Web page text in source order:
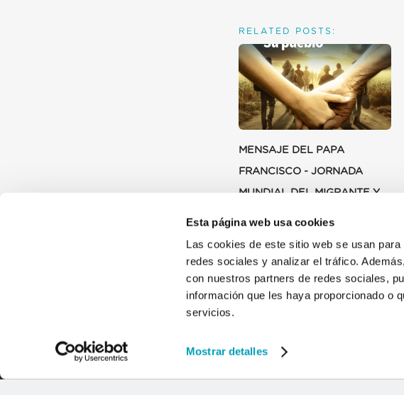
Esta página web usa cookies
Las cookies de este sitio web se usan
redes sociales y analizar el tráfico.
con nuestros partners de redes sociales,
información que les haya proporcionado o
servicios.
Mostrar detalles
RELATED POSTS:
MENSAJE DEL PAPA
FRANCISCO - JORNADA
MUNDIAL DEL MIGRANTE Y
9 JULIO 2024